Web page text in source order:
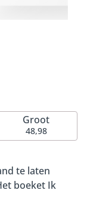
te laten
boeket Ik
bos
Groot
48,98